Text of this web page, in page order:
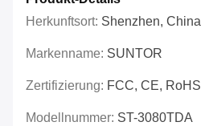
Herkunftsort: Shenzhen, China
Markenname: SUNTOR
Zertifizierung: FCC, CE, RoHS
Modellnummer: ST-3080TDA